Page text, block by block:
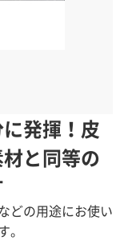
発揮！皮
と同等の
どの用途にお使い